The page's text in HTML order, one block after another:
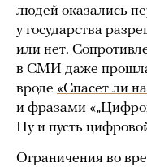
людей оказались
у государства
или нет.
в СМИ даже прошла
вроде «Спасет ли
и фразами
Ну и пусть
Ограничения во